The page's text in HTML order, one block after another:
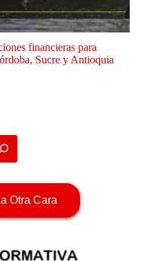
financieras para
Sucre y Antioquia
Otra Cara